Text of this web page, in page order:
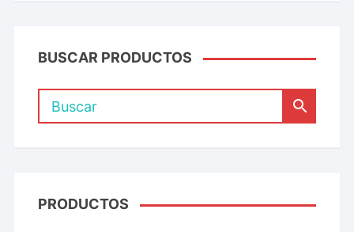
BUSCAR PRODUCTOS
PRODUCTOS